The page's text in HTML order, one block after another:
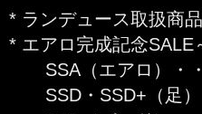
* ランデュース取扱商
* エアロ完成記念SALE
SSA（エアロ）・・
SSD・SSD+（足）